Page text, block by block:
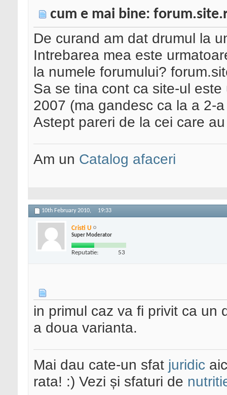
cum e mai bine:
De curand am dat drumul la
Intrebarea mea este
la numele forumului?
Sa se tina cont ca site-ul
2007 (ma gandesc ca la a 2-
Astept pareri de la cei care
Am un Catalog afaceri
10th February 2010, 19:33
Cristi U
Super Moderator
Reputatie: 53
in primul caz va fi privit ca un
a doua varianta.
Mai dau cate-un sfat juridic
rata! :) Vezi și sfaturi de